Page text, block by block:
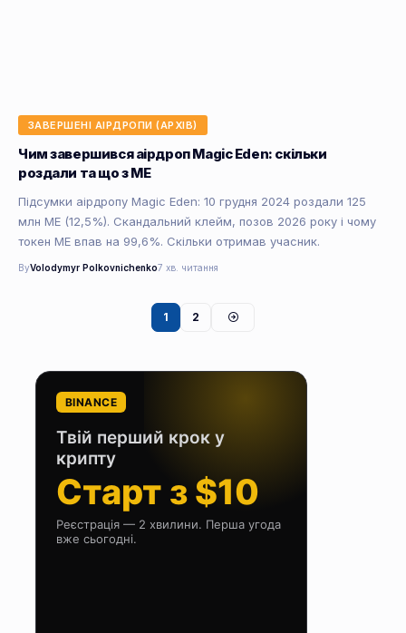
ЗАВЕРШЕНІ АІРДРОПИ (АРХІВ)
Чим завершився аірдроп Magic Eden: скільки
роздали та що з ME
Підсумки аірдропу Magic Eden: 10 грудня 2024 роздали 125
млн ME (12,5%). Скандальний клейм, позов 2026 року і чому
токен ME впав на 99,6%. Скільки отримав учасник.
ByVolodymyr Polkovnichenko7 хв. читання
1 2
BINANCE
Твій перший крок у
крипту
Старт з $10
Реєстрація — 2 хвилини. Перша угода
вже сьогодні.